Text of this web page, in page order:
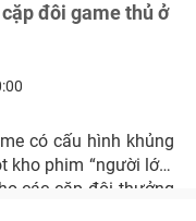
đôi game thủ ở
có cấu hình khủng
phim “người lớn”
các cặp đôi thưởng